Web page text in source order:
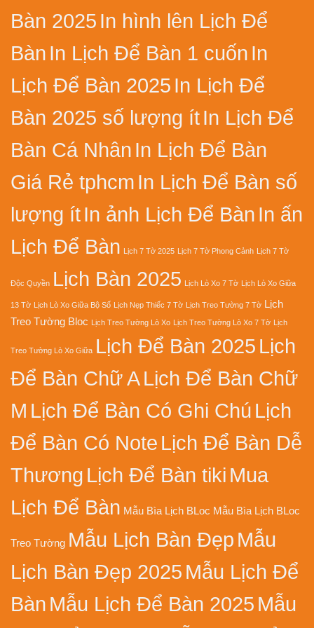
Bàn 2025 In hình lên Lịch Để
Bàn In Lịch Để Bàn 1 cuốn In
Lịch Để Bàn 2025 In Lịch Để
Bàn 2025 số lượng ítIn Lịch Để
Bàn Cá Nhân In Lịch Để Bàn
Giá Rẻ tphcm In Lịch Để Bàn số
lượng ítIn ảnh Lịch Để Bàn In ấn
Lịch Để Bàn Lịch 7 Tờ 2025 Lịch 7 Tờ Phong Cảnh Lịch 7 Tờ
Độc Quyền Lịch Bàn 2025 Lịch Lò Xo 7 Tờ Lịch Lò Xo Giữa
13 Tờ Lịch Lò Xo Giữa Bộ Số Lịch Nẹp Thiếc 7 Tờ Lịch Treo Tường 7 Tờ Lịch
Treo Tường Bloc Lịch Treo Tường Lò Xo Lịch Treo Tường Lò Xo 7 Tờ Lịch
Treo Tường Lò Xo Giữa Lịch Để Bàn 2025 Lịch
Để Bàn Chữ ALịch Để Bàn Chữ
M Lịch Để Bàn Có Ghi Chú Lịch
Để Bàn Có Note Lịch Để Bàn Dễ
Thương Lịch Để Bàn tiki Mua
Lịch Để Bàn Mẫu Bìa Lịch BLoc Mẫu Bìa Lịch BLoc
Treo Tường Mẫu Lịch Bàn Đẹp Mẫu
Lịch Bàn Đẹp 2025 Mẫu Lịch Để
Bàn Mẫu Lịch Để Bàn 2025 Mẫu